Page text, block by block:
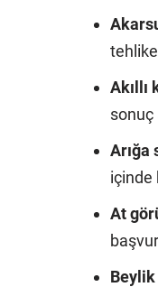
Akıllı
sonuç
Arığa
içinde
At